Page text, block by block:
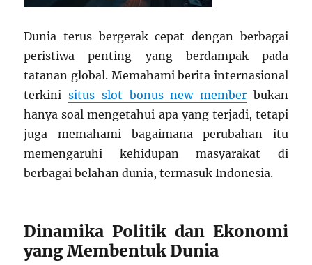
Dunia terus bergerak cepat dengan berbagai
peristiwa penting yang berdampak pada
tatanan global. Memahami berita internasional
terkinisitus slot bonus new memberbukan
hanya soal mengetahui apa yang terjadi, tetapi
juga memahami bagaimana perubahan itu
memengaruhi kehidupan masyarakat di
berbagai belahan dunia, termasuk Indonesia.
Dinamika Politik dan Ekonomi
yang Membentuk Dunia